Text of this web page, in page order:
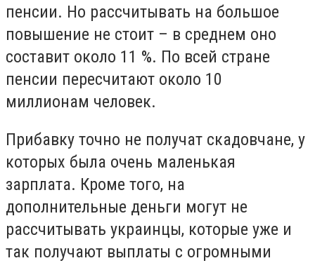
пенсии. Но рассчитывать на большое
повышение не стоит – в среднем оно
составит около 11 %. По всей стране
пенсии пересчитают около 10
миллионам человек.
Прибавку точно не получат скадовчане, у
которых была очень маленькая
зарплата. Кроме того, на
дополнительные деньги могут не
рассчитывать украинцы, которые уже и
так получают выплаты с огромными